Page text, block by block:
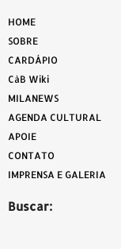
HOME
SOBRE
CARDÁPIO
CàB Wiki
MILANEWS
AGENDA CULTURAL
APOIE
CONTATO
IMPRENSA E GALERIA
Buscar: